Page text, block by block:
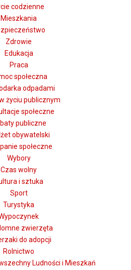
codzienne
Mieszkania
Zdrowie
Edukacja
Praca
społeczna
odpadami
życiu publicznym
społeczne
publiczne
obywatelski
społeczne
Wybory
Czas wolny
i sztuka
Sport
Turystyka
zwierzęta
do adopcji
Rolnictwo
Ludności i Mieszkań